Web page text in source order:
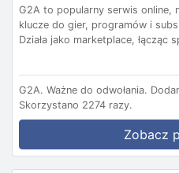
G2A to popularny serwis online,
klucze do gier, programów i
Działa jako marketplace, łącząc
G2A. Ważne do odwołania.
Skorzystano 2274 razy.
Zobacz